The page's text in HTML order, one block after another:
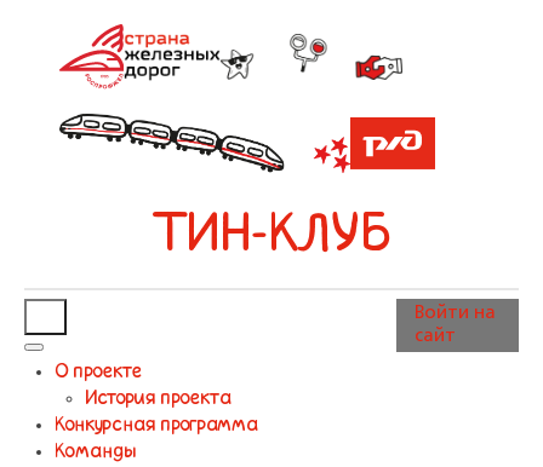
ТИН-КЛУБ
О проекте
История проекта
Конкурсная программа
Команды
Войти на
сайт